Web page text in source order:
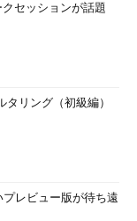
セッションが話題
リング（初級編）
レビュー版が待ち遠